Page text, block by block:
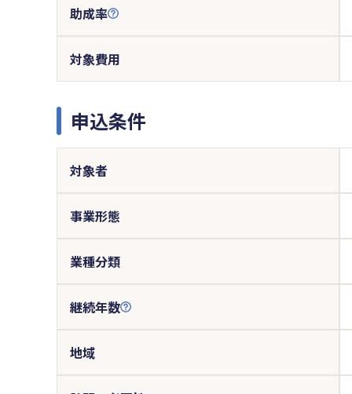
助成率
対象費用
申込条件
対象者
事業形態
業種分類
継続年数
地域